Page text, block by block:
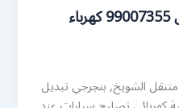
كراج الشويخ | كراج متنقل 99007355 كهرباء
الشويخ, بنجرجي تبديل